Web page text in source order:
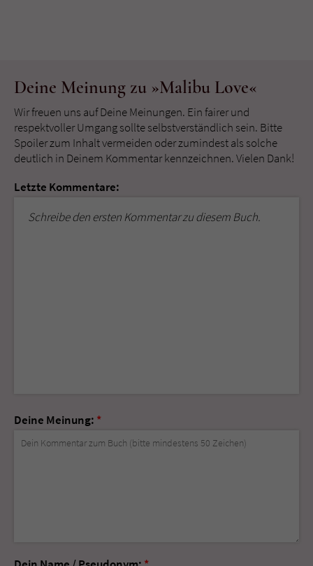
Deine Meinung zu »Malibu Love«
Wir freuen uns auf Deine Meinungen. Ein fairer und
respektvoller Umgang sollte selbstverständlich sein. Bitte
Spoiler zum Inhalt vermeiden oder zumindest als solche
deutlich in Deinem Kommentar kennzeichnen. Vielen Dank!
Letzte Kommentare:
Schreibe den ersten Kommentar zu diesem Buch.
Deine Meinung: *